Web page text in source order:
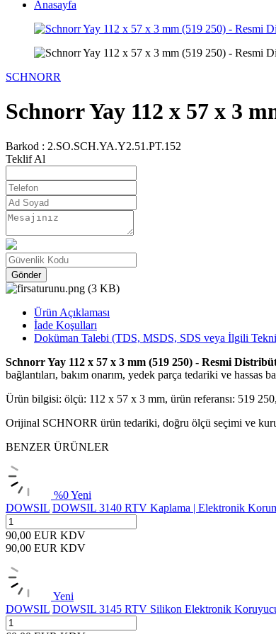
Anasayfa
SCHNORR
Schnorr Yay 112 x 57 x 3
Barkod : 2.SO.SCH.YA.Y2.51.PT.152
Teklif Al
Gönder
Ürün Açıklaması
İade Koşulları
Doküman Talebi (TDS, MSDS, SDS veya İlgili
Schnorr Yay 112 x 57 x 3 mm (519 250) - Resmi
bağlantıları, bakım onarım, yedek parça tedariki ve hassas
Ürün bilgisi: ölçü: 112 x 57 x 3 mm, ürün referansı: 519
Orijinal SCHNORR ürün tedariki, doğru ölçü seçimi ve
BENZER ÜRÜNLER
%0Yeni
DOWSIL DOWSIL 3140 RTV Kaplama | Elektronik
90,00 EUR KDV
90,00 EUR KDV
Yeni
DOWSIL DOWSIL 3145 RTV Silikon Elektronik